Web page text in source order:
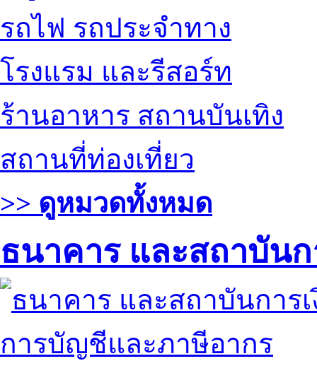
รถไฟ รถประจำทาง
โรงแรม และรีสอร์ท
ร้านอาหาร สถานบันเทิง
สถานที่ท่องเที่ยว
>> ดูหมวดทั้งหมด
ธนาคาร และสถาบันก
การบัญชีและภาษีอากร